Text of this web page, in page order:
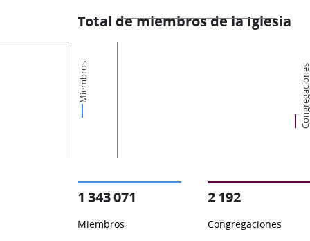
Total de miembros de la Iglesia
Miembros Congregaciones
1 343 071
Miembros
2 192
Congregaciones